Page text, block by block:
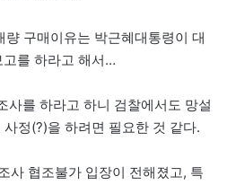
구매이유는 박근혜대통령이 대
고를 하라고 해서…
사를 하라고 하니 검찰에서도 망설
정(?)을 하려면 필요한 것 같다.
사 협조불가 입장이 전해졌고, 특